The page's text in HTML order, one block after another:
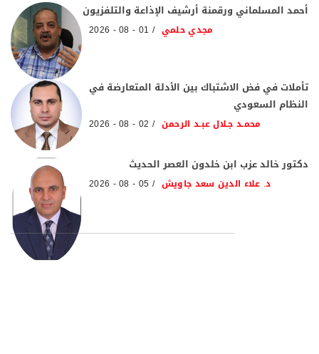
أحمد المسلماني ورقمنة أرشيف الإذاعة والتلفزيون
مجدي حلمي 01 - 08 - 2026
تأملات في فض الاشتباك بين الأدلة المتعارضة في
النظام السعودي
محمـد جـلال عبـد الرحمن 02 - 08 - 2026
دكتور خالد عزب ابن خلدون العصر الحديث
د. علاء الدين سعد جاويش 05 - 08 - 2026